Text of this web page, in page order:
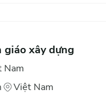
giáo xây dựng
Nam
Việt Nam